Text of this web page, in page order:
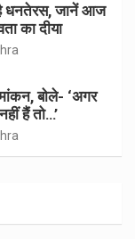
जानें आज
का दीया
बोले- ‘अगर
हैं तो…’